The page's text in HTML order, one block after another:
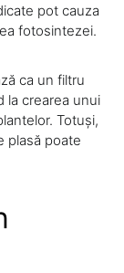
pot cauza
fotosintezei.
ca un filtru
la crearea unui
Totuși,
plasă poate